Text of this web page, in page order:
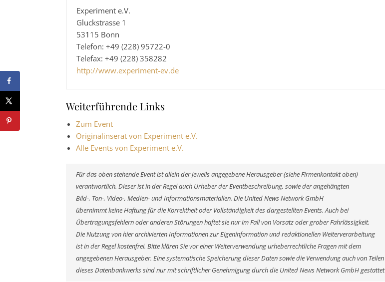
Experiment e.V.
Gluckstrasse 1
53115 Bonn
Telefon: +49 (228) 95722-0
Telefax: +49 (228) 358282
http://www.experiment-ev.de
Weiterführende Links
Zum Event
Originalinserat von Experiment e.V.
Alle Events von Experiment e.V.
Für das oben stehende Event ist allein der jeweils angegebene Herausgeber (siehe Firmenkontakt oben)
verantwortlich. Dieser ist in der Regel auch Urheber der Eventbeschreibung, sowie der angehängten
Bild-, Ton-, Video-, Medien- und Informationsmaterialien. Die United News Network GmbH
übernimmt keine Haftung für die Korrektheit oder Vollständigkeit des dargestellten Events. Auch bei
Übertragungsfehlern oder anderen Störungen haftet sie nur im Fall von Vorsatz oder grober Fahrlässigkeit.
Die Nutzung von hier archivierten Informationen zur Eigeninformation und redaktionellen Weiterverarbeitung
ist in der Regel kostenfrei. Bitte klären Sie vor einer Weiterverwendung urheberrechtliche Fragen mit dem
angegebenen Herausgeber. Eine systematische Speicherung dieser Daten sowie die Verwendung auch von Teilen
dieses Datenbankwerks sind nur mit schriftlicher Genehmigung durch die United News Network GmbH gestattet